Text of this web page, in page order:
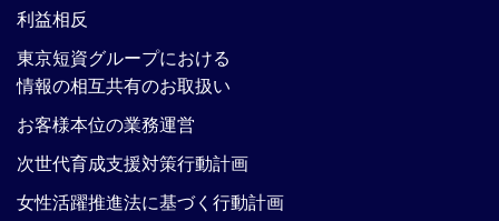
利益相反
東京短資グループにおける
情報の相互共有のお取扱い
お客様本位の業務運営
次世代育成支援対策行動計画
女性活躍推進法に基づく行動計画